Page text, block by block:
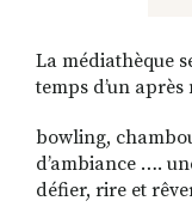
La médiathèque
temps d’un après
bowling,
d’ambiance ….
défier, rire et